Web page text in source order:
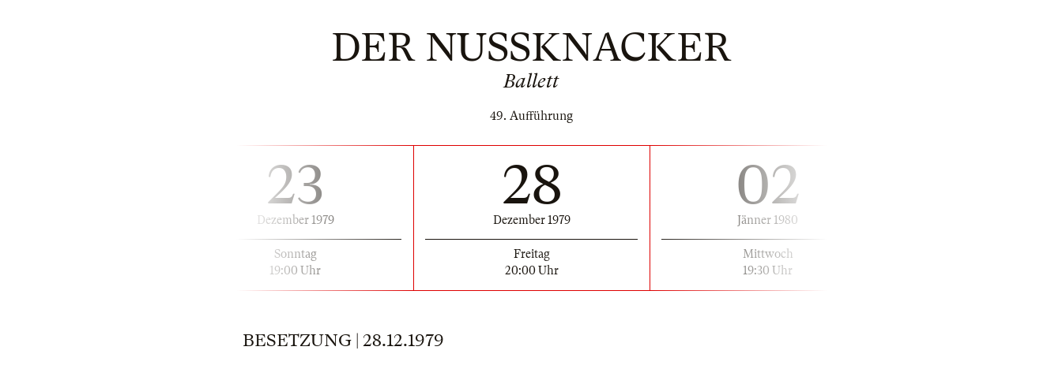
DER NUSSKNACKER
Ballett
49. Aufführung
23
Dezember 1979
Sonntag
19:00 Uhr
28
Dezember 1979
Freitag
20:00 Uhr
02
Jänner 1980
Mittwoch
19:30 Uhr
BESETZUNG | 28.12.1979